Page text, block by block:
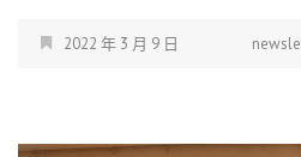
2022 年 3 月 9 日